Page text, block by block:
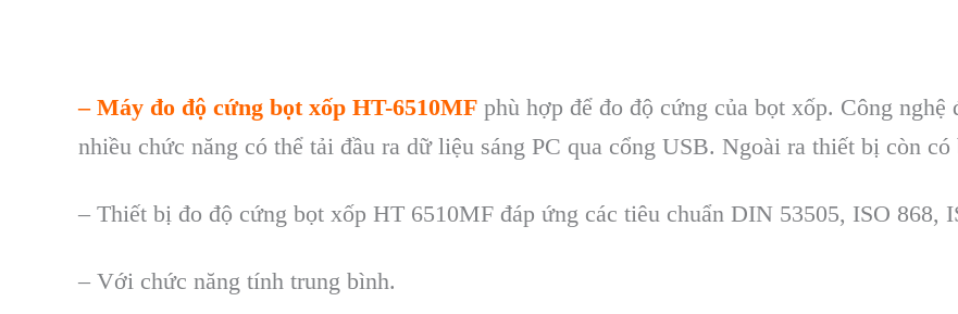
– Máy đo độ cứng bọt xốp HT-6510MF phù hợp để đo độ cứng của bọt xốp. Công nghệ
nhiều chức năng có thể tải đầu ra dữ liệu sáng PC qua cổng USB. Ngoài ra thiết bị còn có
– Thiết bị đo độ cứng bọt xốp HT 6510MF đáp ứng các tiêu chuẩn DIN 53505, ISO 868,
– Với chức năng tính trung bình.